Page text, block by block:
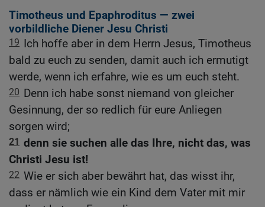
Timotheus und Epaphroditus — zwei
vorbildliche Diener Jesu Christi
19 Ich hoffe aber in dem Herrn Jesus, Timotheus
bald zu euch zu senden, damit auch ich ermutigt
werde, wenn ich erfahre, wie es um euch steht.
20 Denn ich habe sonst niemand von gleicher
Gesinnung, der so redlich für eure Anliegen
sorgen wird;
21 denn sie suchen alle das Ihre, nicht das, was
Christi Jesu ist!
22 Wie er sich aber bewährt hat, das wisst ihr,
dass er nämlich wie ein Kind dem Vater mit mir